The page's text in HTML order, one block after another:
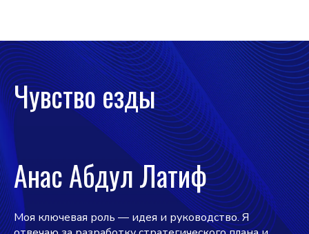
Чувство езды
Анас Абдул Латиф
Моя ключевая роль — идея и руководство. Я